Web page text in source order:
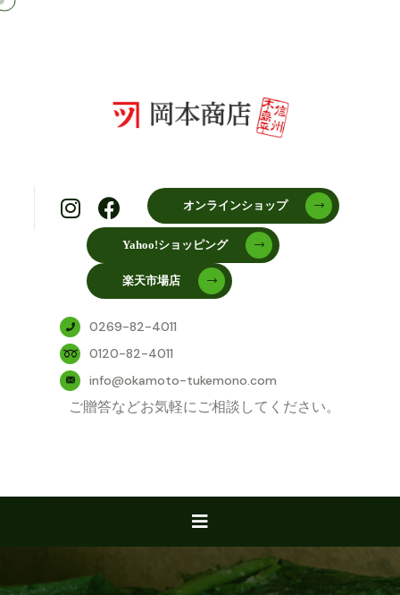
オンラインショップ
Yahoo!ショッピング
楽天市場店
0269-82-4011
0120-82-4011
info@okamoto-tukemono.com
ご贈答などお気軽にご相談してください。